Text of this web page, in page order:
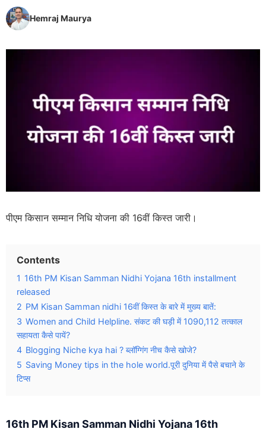
Hemraj Maurya
पीएम किसान सम्मान निधि योजना की 16वीं किस्त जारी।
Contents
1 16th PM Kisan Samman Nidhi Yojana 16th installment
released
2 PM Kisan Samman nidhi 16वीं किस्त के बारे में मुख्य बातें:
3 Women and Child Helpline. संकट की घड़ी में 1090,112 तत्काल
सहायता कैसे पायें?
4 Blogging Niche kya hai ? ब्लॉग्गिंग नीच कैसे खोजे?
5 Saving Money tips in the hole world.पूरी दुनिया में पैसे बचाने के
टिप्स
16th PM Kisan Samman Nidhi Yojana 16th